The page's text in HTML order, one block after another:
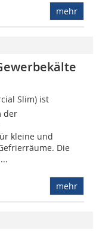
mehr
Slim) ist
der
kleine und
Die
mehr